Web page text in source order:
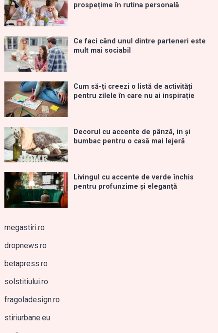
prospețime în rutina personală
Ce faci când unul dintre parteneri este
mult mai sociabil
Cum să-ți creezi o listă de activități
pentru zilele în care nu ai inspirație
Decorul cu accente de pânză, in și
bumbac pentru o casă mai lejeră
Livingul cu accente de verde închis
pentru profunzime și eleganță
megastiri.ro
dropnews.ro
betapress.ro
solstitiului.ro
fragoladesign.ro
stiriurbane.eu